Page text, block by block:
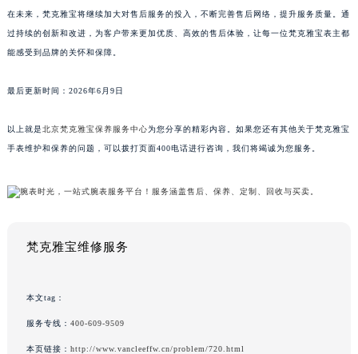
在未来，梵克雅宝将继续加大对售后服务的投入，不断完善售后网络，提升服务质量。通
过持续的创新和改进，为客户带来更加优质、高效的售后体验，让每一位梵克雅宝表主都
能感受到品牌的关怀和保障。
最后更新时间：2026年6月9日
以上就是北京梵克雅宝保养服务中心为您分享的精彩内容。如果您还有其他关于梵克雅宝
手表维护和保养的问题，可以拨打页面400电话进行咨询，我们将竭诚为您服务。
梵克雅宝维修服务
本文tag：
服务专线： 400-609-9509
本页链接： http://www.vancleeffw.cn/problem/720.html